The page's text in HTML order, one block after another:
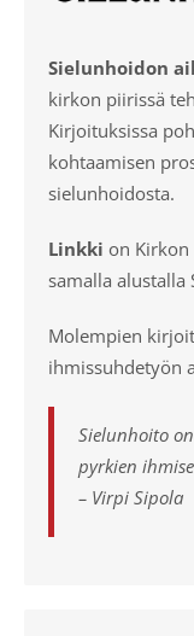
Sielunhoidon
kirkon piirissä
Kirjoituksissa
kohtaamisen
sielunhoidosta.
Linkki on
samalla alustalla
Molempien
ihmissuhdetyön
Sielunhoito
pyrkien
– Virpi Sipola